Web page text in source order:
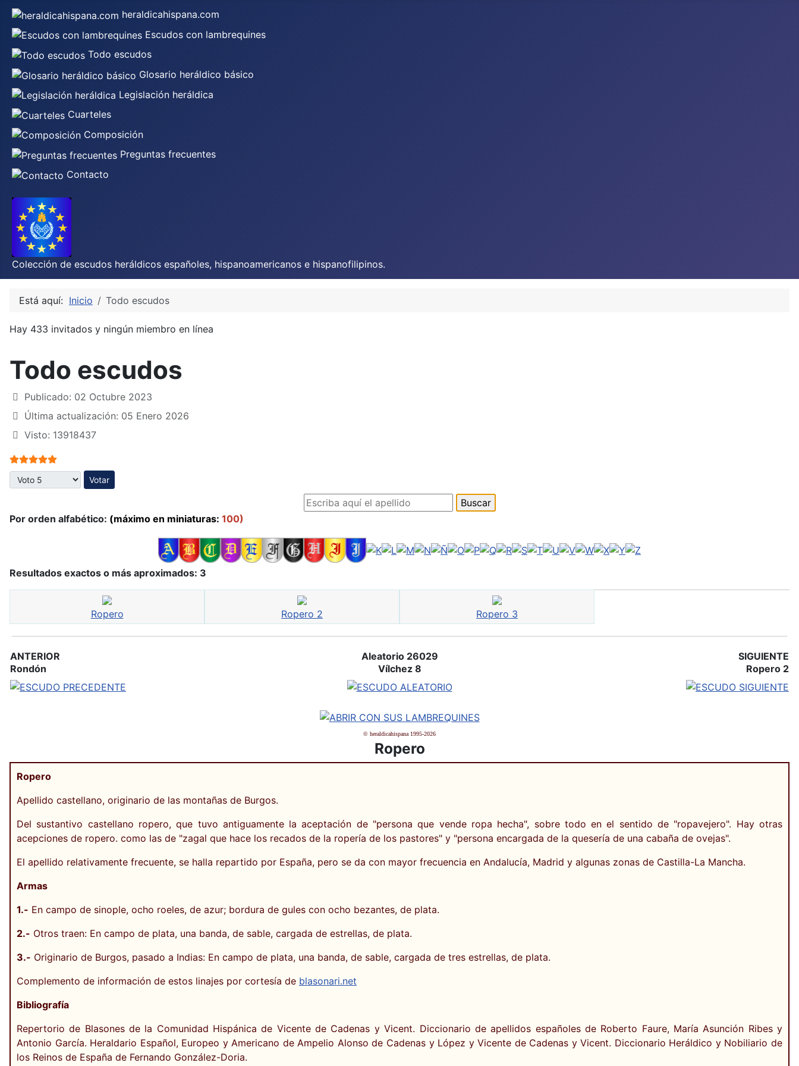
heraldicahispana.com
Escudos con lambrequines
Todo escudos
Glosario heráldico básico
Legislación heráldica
Cuarteles
Composición
Preguntas frecuentes
Contacto
Colección de escudos heráldicos españoles, hispanoamericanos e hispanofilipinos.
Está aquí: Inicio Todo escudos
Hay 433 invitados y ningún miembro en línea
Todo escudos
Publicado: 02 Octubre 2023
Última actualización: 05 Enero 2026
Visto: 13918437
Ratio:5/5
Por favor, vote
Por orden alfabético: (máximo en miniaturas: 100)
Resultados exactos o más aproximados: 3
Ropero Ropero 2 Ropero 3
ANTERIOR
Rondón
Aleatorio 26029
Vílchez 8
SIGUIENTE
Ropero 2
© heraldicahispana 1995-2026
Ropero
Ropero
Apellido castellano, originario de las montañas de Burgos.
Del sustantivo castellano ropero, que tuvo antiguamente la aceptación de "persona que vende ropa hecha", sobre todo en el sentido de "ropavejero". Hay otras
acepciones de ropero. como las de "zagal que hace los recados de la ropería de los pastores" y "persona encargada de la quesería de una cabaña de ovejas".
El apellido relativamente frecuente, se halla repartido por España, pero se da con mayor frecuencia en Andalucía, Madrid y algunas zonas de Castilla-La Mancha.
Armas
1.- En campo de sinople, ocho roeles, de azur; bordura de gules con ocho bezantes, de plata.
2.- Otros traen: En campo de plata, una banda, de sable, cargada de estrellas, de plata.
3.- Originario de Burgos, pasado a Indias: En campo de plata, una banda, de sable, cargada de tres estrellas, de plata.
Complemento de información de estos linajes por cortesía de blasonari.net
Bibliografía
Repertorio de Blasones de la Comunidad Hispánica de Vicente de Cadenas y Vicent. Diccionario de apellidos españoles de Roberto Faure, María Asunción Ribes y
Antonio García. Heraldario Español, Europeo y Americano de Ampelio Alonso de Cadenas y López y Vicente de Cadenas y Vicent. Diccionario Heráldico y Nobiliario de
los Reinos de España de Fernando González-Doria.